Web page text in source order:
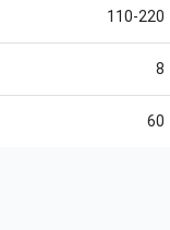
110-220
8
60